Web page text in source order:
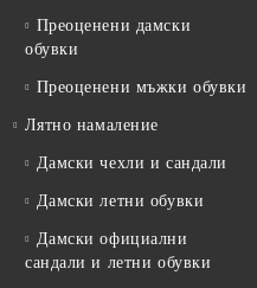
Преоценени дамски
обувки
Преоценени мъжки обувки
Лятно намаление
Дамски чехли и сандали
Дамски летни обувки
Дамски официални
сандали и летни обувки